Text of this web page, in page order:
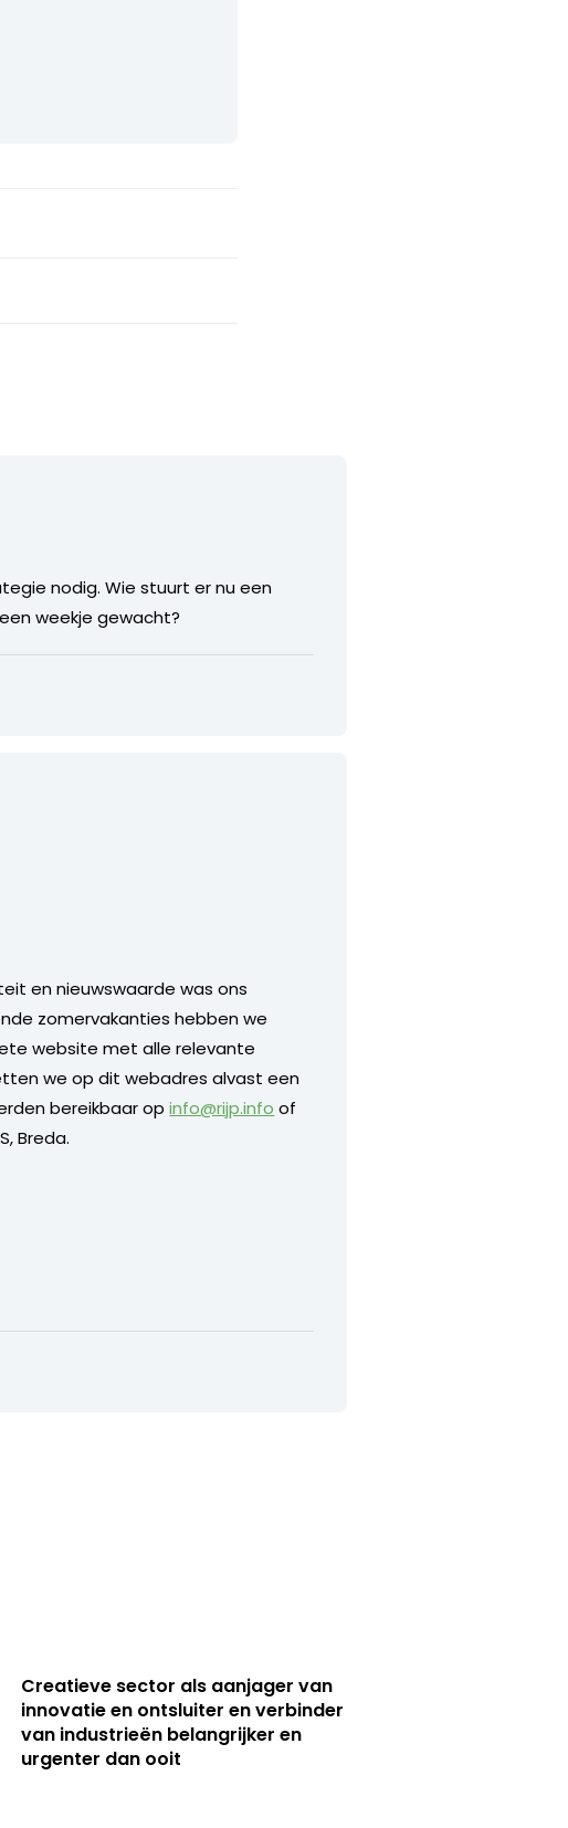
nodig. Wie stuurt er nu een
weekje gewacht?
en nieuwswaarde was ons
zomervakanties hebben we
website met alle relevante
we op dit webadres alvast een
bereikbaar opinfo@rijp.info of
Breda.
Creatieve sector als aanjager van
innovatie en ontsluiter en verbinder
van industrieën belangrijker en
urgenter dan ooit